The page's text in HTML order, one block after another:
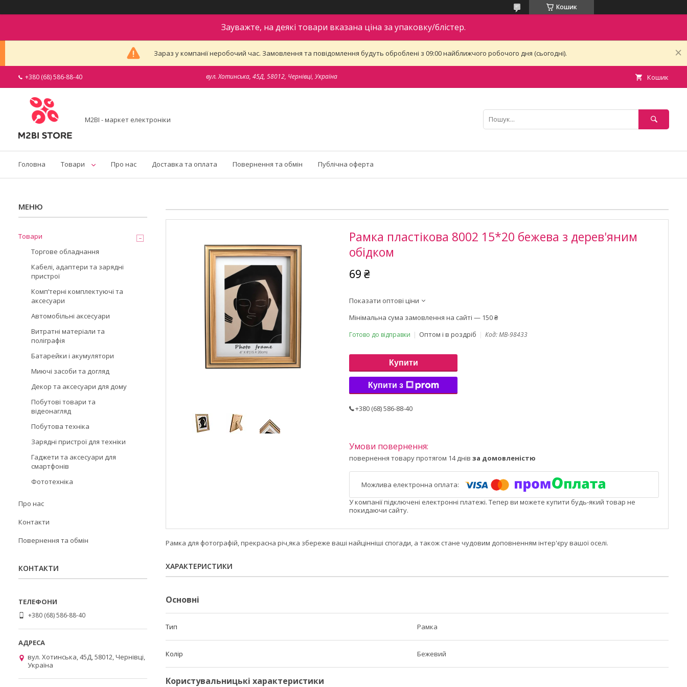
Кошик
Зауважте, на деякі товари вказана ціна за упаковку/блістер.
Зараз у компанії неробочий час. Замовлення та повідомлення будуть оброблені з 09:00 найближчого робочого дня (сьогодні).
+380 (68) 586-88-40 вул. Хотинська, 45Д, 58012, Чернівці, Україна Кошик
M2BI - маркет електроніки
Головна Товари Про нас Доставка та оплата Повернення та обмін Публічна оферта
Рамка пластікова 8002 15*20 бежева з дерев'яним
обідком
69 ₴
Показати оптові ціни
Мінімальна сума замовлення на сайті — 150 ₴
Готово до відправки Оптом і в роздріб Код:MB-98433
Купити
Купити з
+380 (68) 586-88-40
повернення товару протягом 14 днів за домовленістю
У компанії підключені електронні платежі. Тепер ви можете купити будь-який товар не
покидаючи сайту.
Рамка для фотографій, прекрасна річ,яка збереже ваші найцінніші спогади, а також стане чудовим доповненням інтер'єру вашої оселі.
ХАРАКТЕРИСТИКИ
Основні
Тип Рамка
Колір Бежевий
Користувальницькі характеристики
Товари
Торгове обладнання
Кабелі, адаптери та зарядні
пристрої
Компʼтерні комплектуючі та
аксесуари
Автомобільні аксесуари
Витратні матеріали та
поліграфія
Батарейки і акумулятори
Миючі засоби та догляд
Декор та аксесуари для дому
Побутові товари та
відеонагляд
Побутова техніка
Зарядні пристрої для техніки
Гаджети та аксесуари для
смартфонів
Фототехніка
Про нас
Контакти
Повернення та обмін
КОНТАКТИ
+380 (68) 586-88-40
вул. Хотинська, 45Д, 58012, Чернівці,
Україна